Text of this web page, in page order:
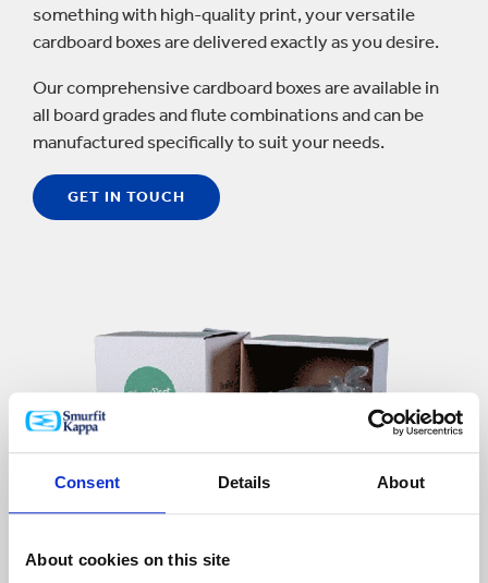
Consent Details About
About cookies on this site
something with high-quality print, your versatile
cardboard boxes are delivered exactly as you desire.
Our comprehensive cardboard boxes are available in
all board grades and flute combinations and can be
manufactured specifically to suit your needs.
GET IN TOUCH